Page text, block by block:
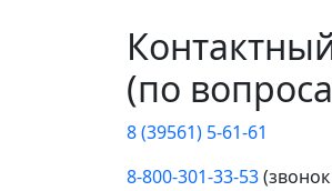
(по
8 (39561) 5-61-61
8-800-301-33-53